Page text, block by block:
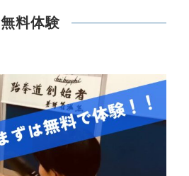
無料体験